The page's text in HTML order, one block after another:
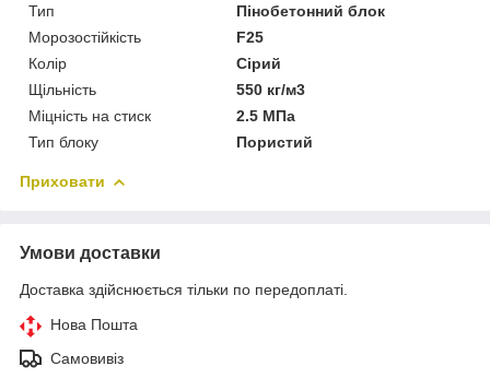
Тип
Пінобетонний блок
Морозостійкість
F25
Колір
Сірий
Щільність
550 кг/м3
Міцність на стиск
2.5 МПа
Тип блоку
Пористий
Приховати
Умови доставки
Доставка здійснюється тільки по передоплаті.
Нова Пошта
Самовивіз